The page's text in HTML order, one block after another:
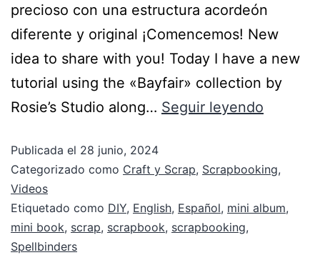
precioso con una estructura acordeón
diferente y original ¡Comencemos! New
idea to share with you! Today I have a new
tutorial using the «Bayfair» collection by
Rosie’s Studio along… Seguir leyendo
Publicada el 28 junio, 2024
Categorizado como Craft y Scrap, Scrapbooking,
Videos
Etiquetado como DIY, English, Español, mini album,
mini book, scrap, scrapbook, scrapbooking,
Spellbinders